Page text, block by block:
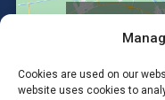
Cookies are used on our
website uses cookies to